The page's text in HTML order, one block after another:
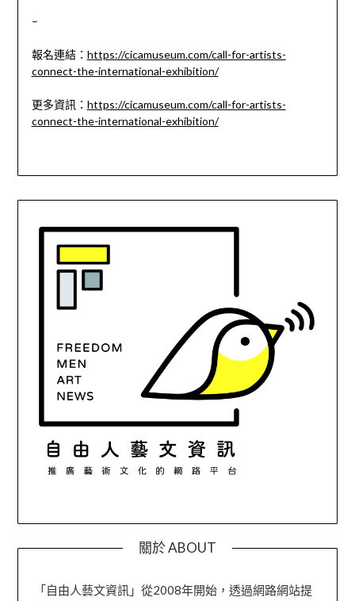
–
報名連結： https://cicamuseum.com/call-for-artists-
connect-the-international-exhibition/
更多資訊： https://cicamuseum.com/call-for-artists-
connect-the-international-exhibition/
關於 ABOUT
「自由人藝文資訊」從2008年開始，透過網路網站提